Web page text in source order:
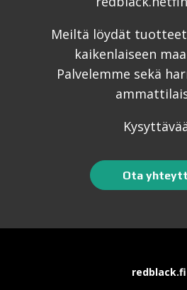
Meiltä löydät
kaikenlaiseen
Palvelemme sekä
Ota
redblack.fi